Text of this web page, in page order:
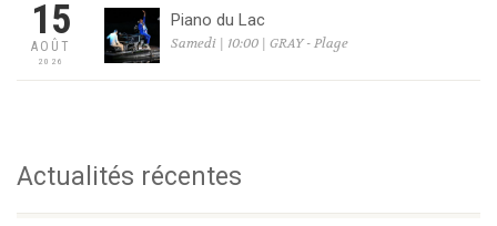
15
AOÛT
2026
Piano du Lac
Samedi | 10:00 | GRAY - Plage
Actualités récentes